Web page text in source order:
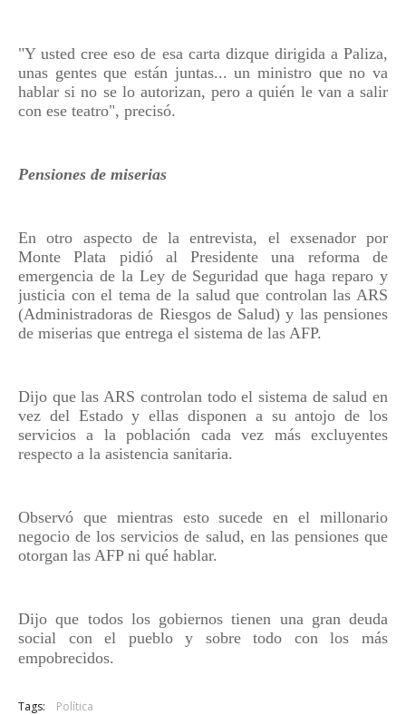
"Y usted cree eso de esa carta dizque dirigida a Paliza,
unas gentes que están juntas... un ministro que no va
hablar si no se lo autorizan, pero a quién le van a salir
con ese teatro", precisó.
Pensiones de miserias
En otro aspecto de la entrevista, el exsenador por
Monte Plata pidió al Presidente una reforma de
emergencia de la Ley de Seguridad que haga reparo y
justicia con el tema de la salud que controlan las ARS
(Administradoras de Riesgos de Salud) y las pensiones
de miserias que entrega el sistema de las AFP.
Dijo que las ARS controlan todo el sistema de salud en
vez del Estado y ellas disponen a su antojo de los
servicios a la población cada vez más excluyentes
respecto a la asistencia sanitaria.
Observó que mientras esto sucede en el millonario
negocio de los servicios de salud, en las pensiones que
otorgan las AFP ni qué hablar.
Dijo que todos los gobiernos tienen una gran deuda
social con el pueblo y sobre todo con los más
empobrecidos.
Tags: Política